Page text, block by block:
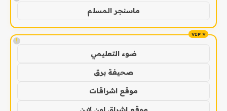
ماسنجر المسلم
!
ضوء التعليمي
صحيفة برق
موقع اشراقات